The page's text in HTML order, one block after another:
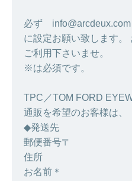
必ず info@arcdeux.com
に設定お願い致します。
ご利用下さいませ。
※は必須です。
TPC／TOM FORD
通販を希望のお客様は、
◆発送先
郵便番号〒
住所
お名前＊